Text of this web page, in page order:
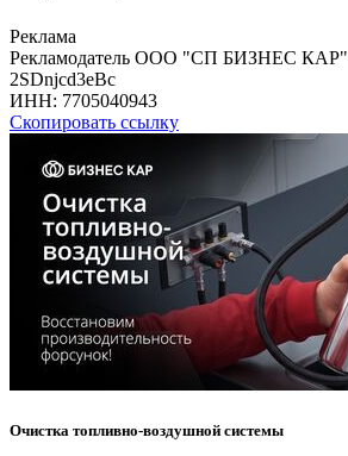
Реклама
Рекламодатель ООО "СП БИЗНЕС КАР"
2SDnjcd3eBc
ИНН: 7705040943
Скопировать ссылку
Очистка топливно-воздушной системы